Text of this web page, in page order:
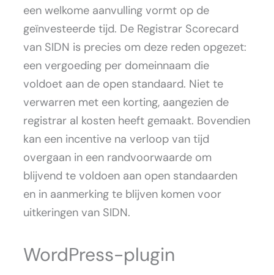
een welkome aanvulling vormt op de
geïnvesteerde tijd. De Registrar Scorecard
van SIDN is precies om deze reden opgezet:
een vergoeding per domeinnaam die
voldoet aan de open standaard. Niet te
verwarren met een korting, aangezien de
registrar al kosten heeft gemaakt. Bovendien
kan een incentive na verloop van tijd
overgaan in een randvoorwaarde om
blijvend te voldoen aan open standaarden
en in aanmerking te blijven komen voor
uitkeringen van SIDN.
WordPress-plugin